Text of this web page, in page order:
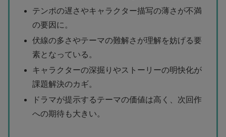
テンポの遅さやキャラクター描写の薄さが不満
の要因に。
伏線の多さやテーマの難解さが理解を妨げる要
素となっている。
キャラクターの深掘りやストーリーの明快化が
課題解決のカギ。
ドラマが提示するテーマの価値は高く、次回作
への期待も大きい。